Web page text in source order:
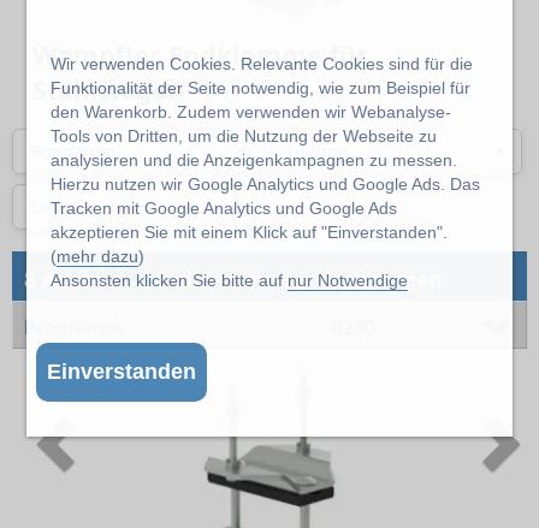
Wir verwenden Cookies. Relevante Cookies sind für die
Funktionalität der Seite notwendig, wie zum Beispiel für
den Warenkorb. Zudem verwenden wir Webanalyse-
Tools von Dritten, um die Nutzung der Webseite zu
analysieren und die Anzeigenkampagnen zu messen.
Hierzu nutzen wir Google Analytics und Google Ads. Das
Tracken mit Google Analytics und Google Ads
akzeptieren Sie mit einem Klick auf "Einverstanden".
(mehr dazu)
Ansonsten klicken Sie bitte auf nur Notwendige
Einverstanden
Wampfler Endklemme für
Stahlwagen
Programm Leitung
Länge
8 Artikel→Endklemme für Stahlwagen
Programm